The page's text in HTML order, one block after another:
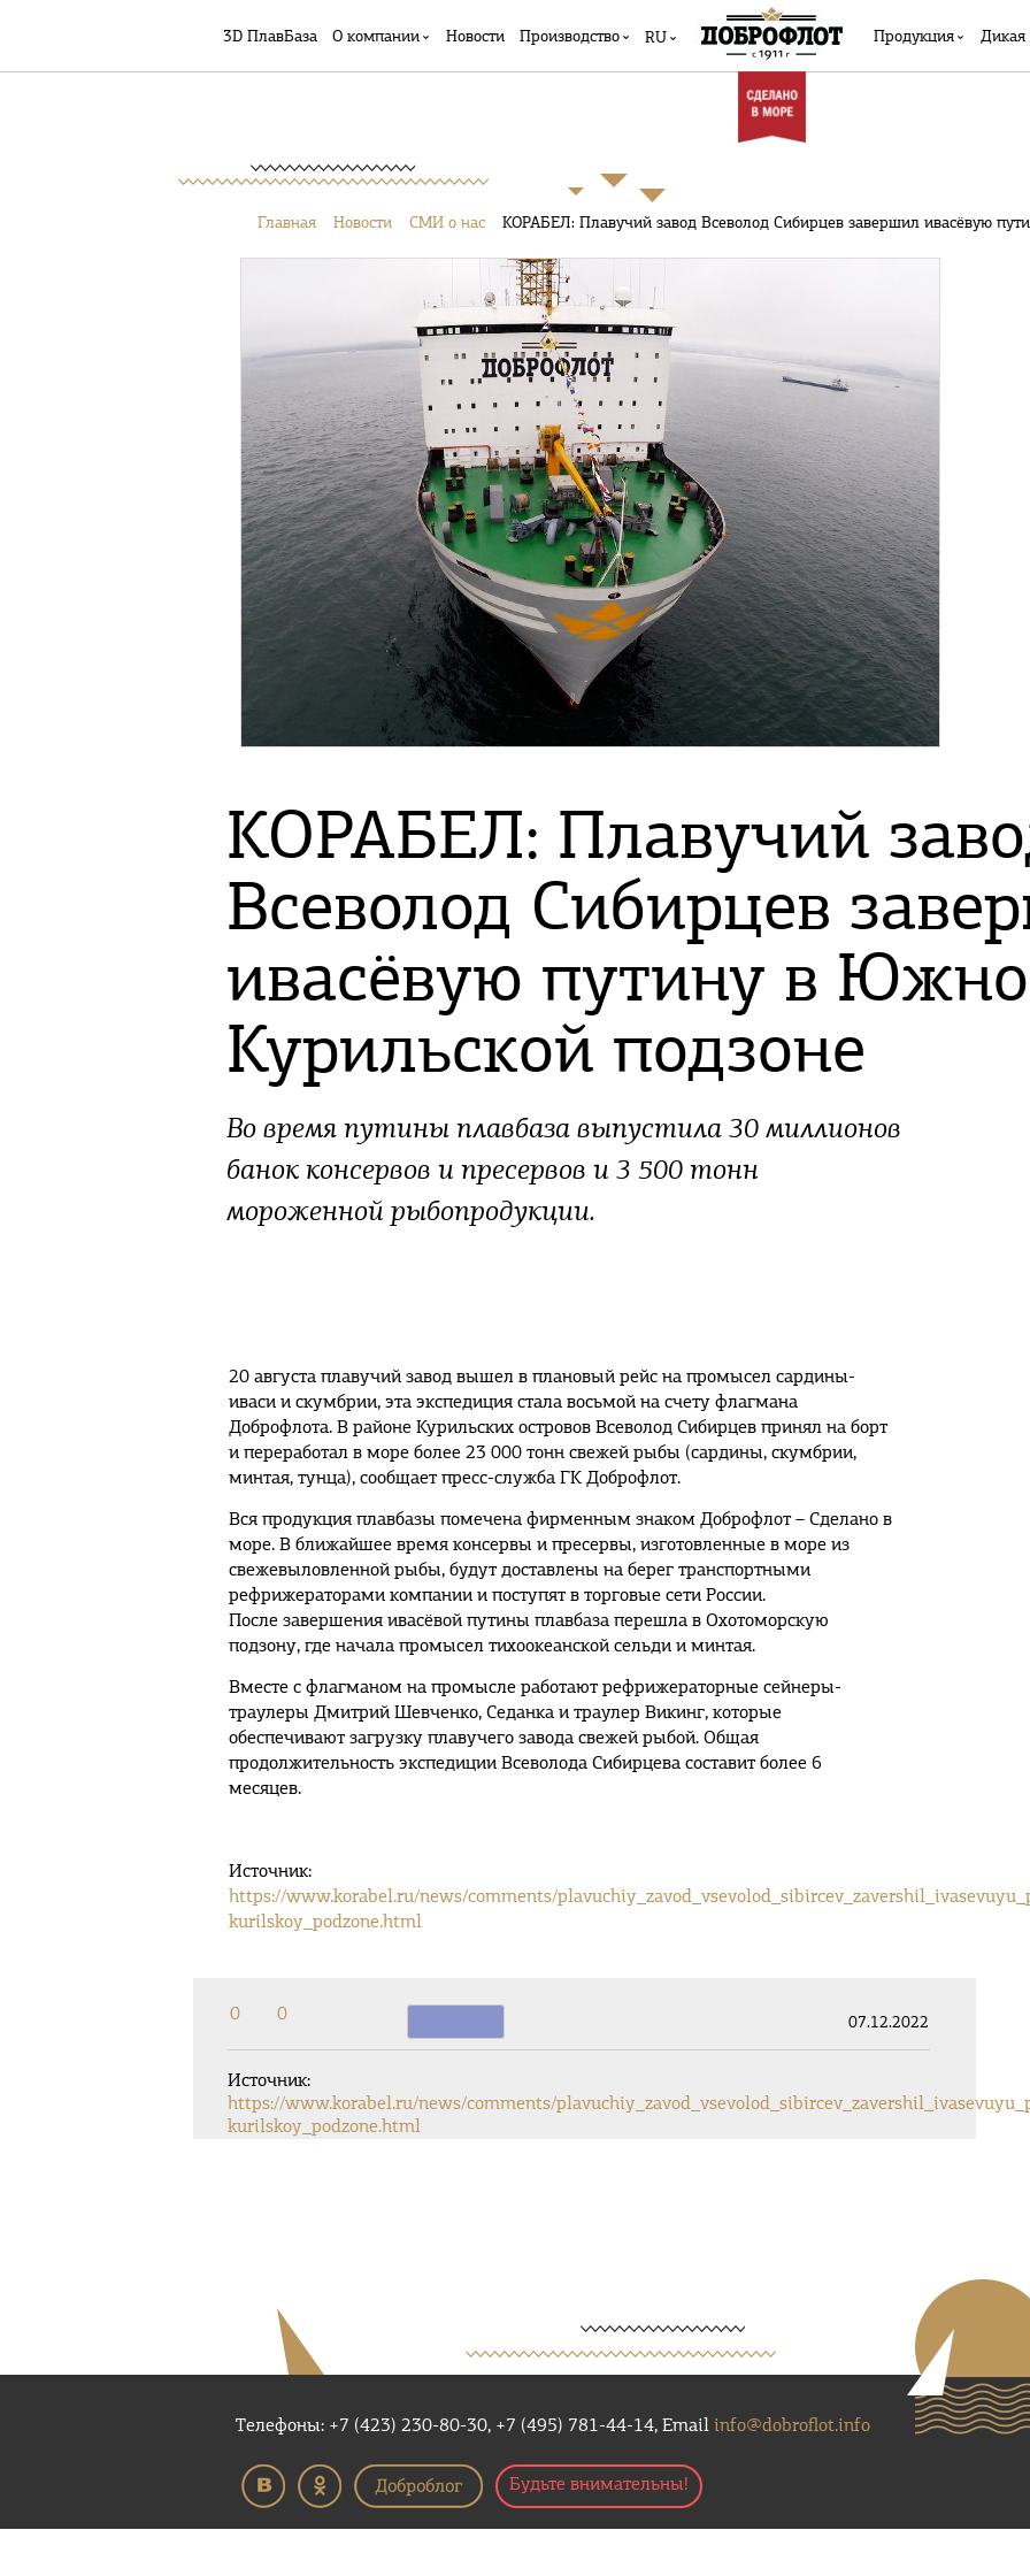
3D ПлавБаза О компании Новости Производство RU Продукция Дикая
Главная Новости СМИ о нас КОРАБЕЛ: Плавучий завод Всеволод Сибирцев завершил ивасёвую
КОРАБЕЛ: Плавучий
Всеволод Сибирцев
ивасёвую путину в
Курильской подзоне
Во время путины плавбаза выпустила 30 миллионов
банок консервов и пресервов и 3 500 тонн
мороженной рыбопродукции.
20 августа плавучий завод вышел в плановый рейс на промысел сардины-
иваси и скумбрии, эта экспедиция стала восьмой на счету флагмана
Доброфлота. В районе Курильских островов Всеволод Сибирцев принял на борт
и переработал в море более 23 000 тонн свежей рыбы (сардины, скумбрии,
минтая, тунца), сообщает пресс-служба ГК Доброфлот.
Вся продукция плавбазы помечена фирменным знаком Доброфлот – Сделано в
море. В ближайшее время консервы и пресервы, изготовленные в море из
свежевыловленной рыбы, будут доставлены на берег транспортными
рефрижераторами компании и поступят в торговые сети России.
После завершения ивасёвой путины плавбаза перешла в Охотоморскую
подзону, где начала промысел тихоокеанской сельди и минтая.
Вместе с флагманом на промысле работают рефрижераторные сейнеры-
траулеры Дмитрий Шевченко, Седанка и траулер Викинг, которые
обеспечивают загрузку плавучего завода свежей рыбой. Общая
продолжительность экспедиции Всеволода Сибирцева составит более 6
месяцев.
Источник:
https://www.korabel.ru/news/comments/
kurilskoy_podzone.html
07.12.2022
0 0
Источник:
https://www.korabel.ru/news/comments/
kurilskoy_podzone.html
Телефоны: +7 (423) 230-80-30, +7 (495) 781-44-14, Email info@dobroflot.info
Будьте внимательны!